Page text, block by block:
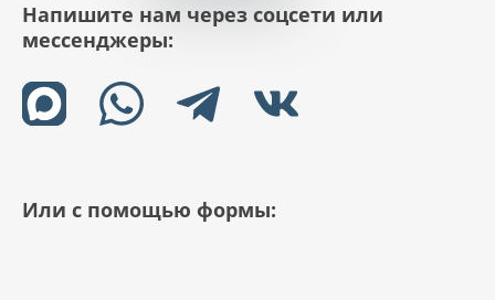
Напишите нам через соцсети или
мессенджеры:
Или с помощью формы: